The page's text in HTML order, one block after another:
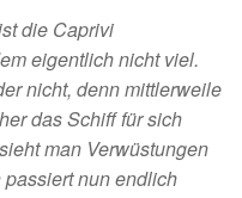
die Caprivi
eigentlich nicht viel.
nicht, denn mittlerweile
das Schiff für sich
man Verwüstungen
nun endlich